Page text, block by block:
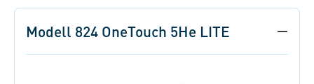
Modell 824 OneTouch 5He LITE